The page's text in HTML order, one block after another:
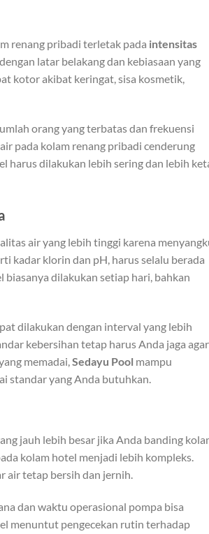
renang pribadi terletak pada intensitas
latar belakang dan kebiasaan yang
kotor akibat keringat, sisa kosmetik,
orang yang terbatas dan frekuensi
pada kolam renang pribadi cenderung
harus dilakukan lebih sering dan lebih
air yang lebih tinggi karena
kadar klorin dan pH, harus selalu berada
biasanya dilakukan setiap hari, bahkan
dilakukan dengan interval yang lebih
kebersihan tetap harus Anda jaga agar
memadai, Sedayu Pool mampu
standar yang Anda butuhkan.
jauh lebih besar jika Anda banding
kolam hotel menjadi lebih kompleks.
air tetap bersih dan jernih.
dan waktu operasional pompa bisa
menuntut pengecekan rutin terhadap